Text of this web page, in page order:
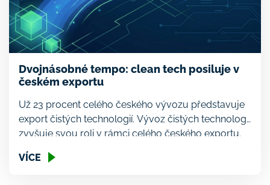
Dvojnásobné tempo: clean tech posiluje v
českém exportu
Už 23 procent celého českého vývozu představuje
export čistých technologií. Vývoz čistých technologií
zvyšuje svou roli v rámci celého českého exportu.
2022 a 2024 byl dva a půl krát rychlejší než
VÍCE